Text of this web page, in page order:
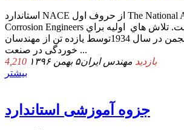
استاندارد NACE از ﺣﺮوف اول The National Association of
Corrosion Engineers ﺗﺸﮑﯿﻞ ﺷﺪه اﺳﺖ. ﺗﻼش ﻫﺎي اوﻟﯿﻪ ﺑﺮاي
ﺗﺸﮑﯿﻞ اﯾﻦ اﻧﺠﻤﻦ در ﺳﺎل 1934ﺗﻮﺳﻂ ﯾﺎزده ﺗﻦ از ﻣﻬﻨﺪﺳﺎن
ﺧﻮردﮔﯽ در ﺻﻨﻌﺖ ...
4,210 بازدید مهندس ایران۵ بهمن ۱۳۹۶
بیشتر
جزوه آموزشی استاندارد